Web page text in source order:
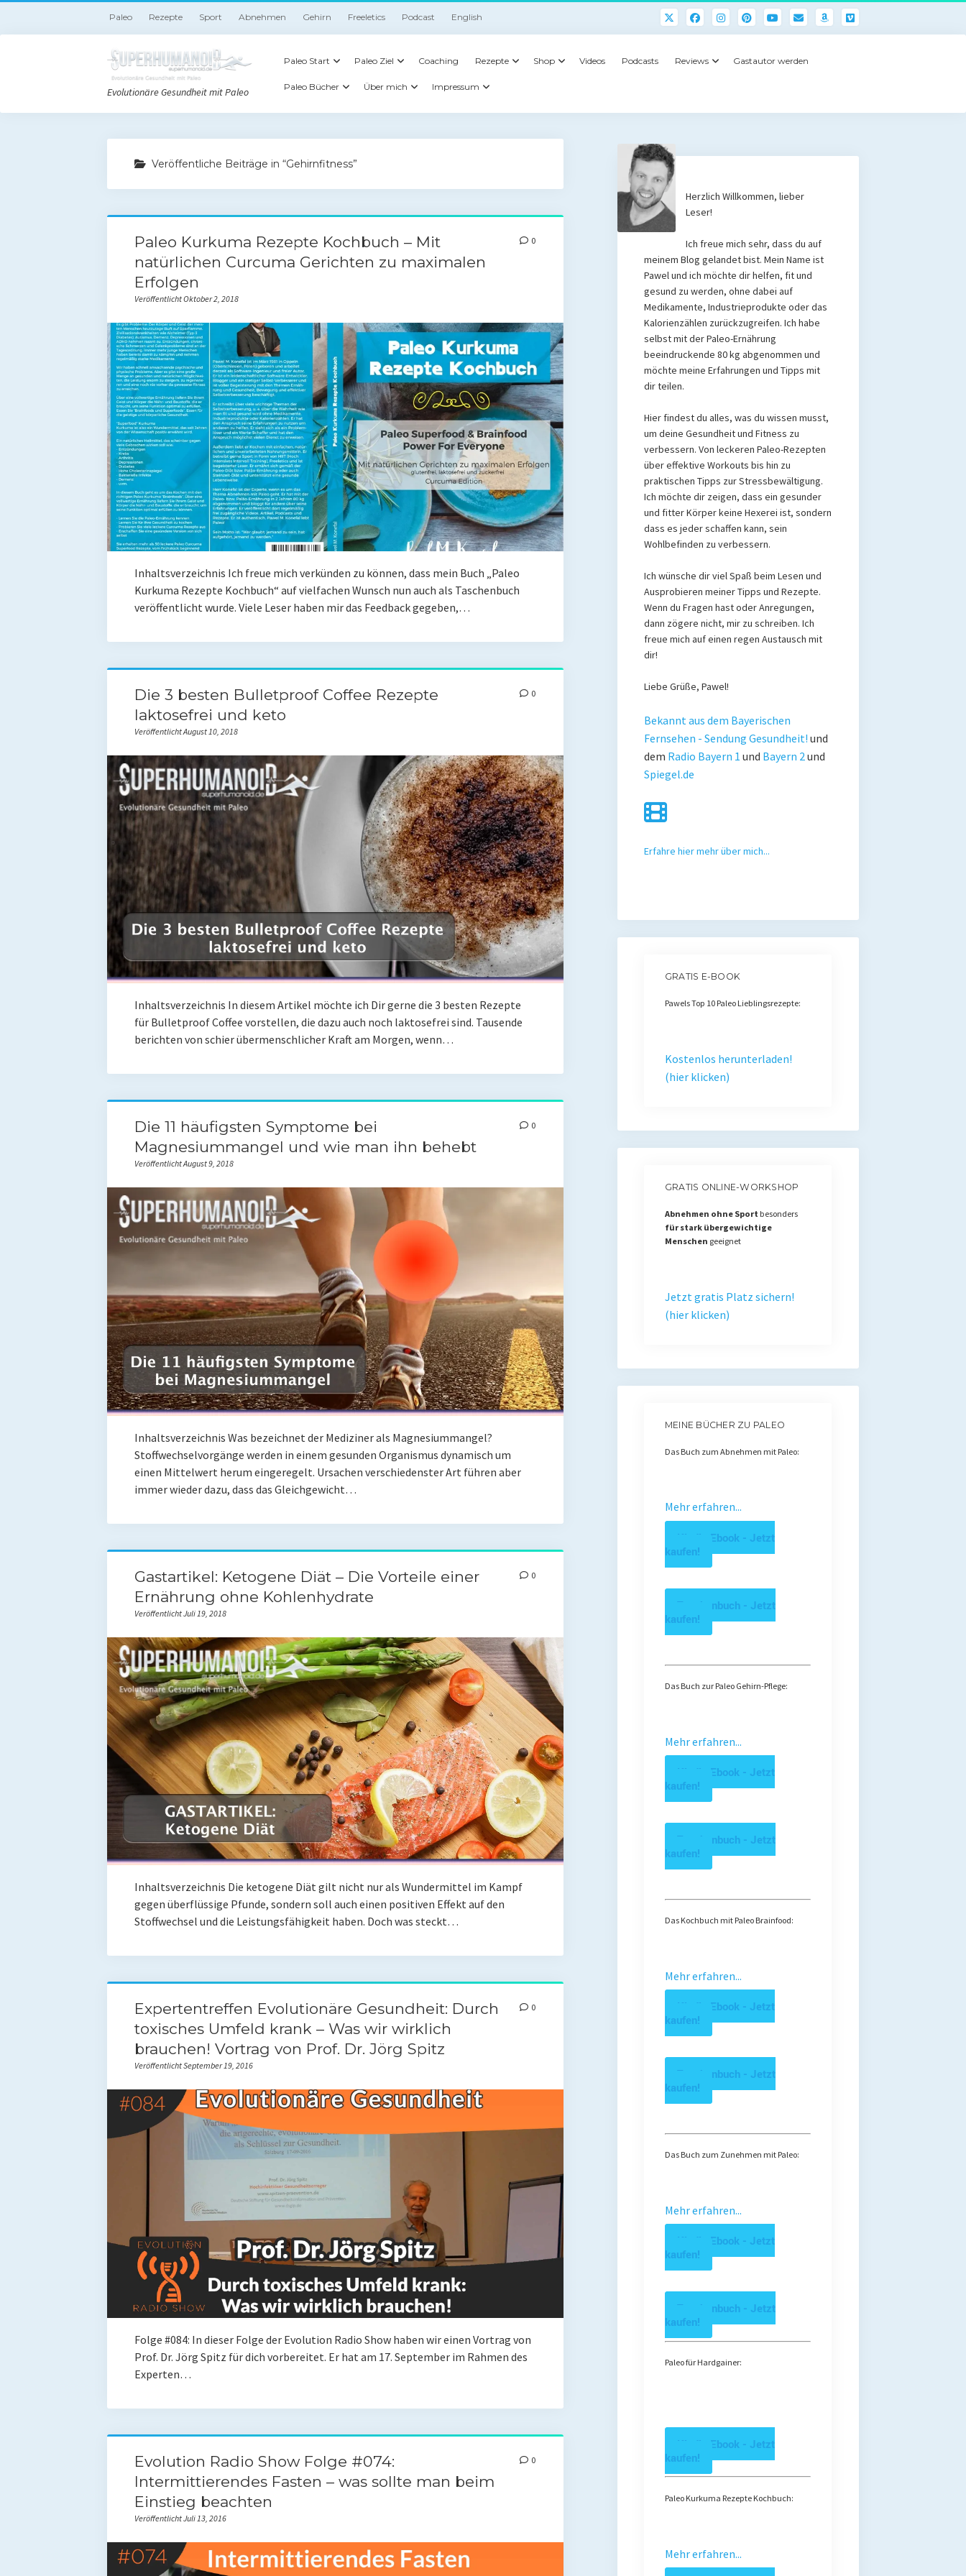
Paleo Rezepte Sport Abnehmen Gehirn Freeletics Podcast English
Evolutionäre Gesundheit mit Paleo
Paleo Start Paleo Ziel Coaching Rezepte Shop Videos Podcasts Reviews Gastautor werden
Paleo Bücher Über mich Impressum
Veröffentliche Beiträge in “Gehirnfitness”
Paleo Kurkuma Rezepte Kochbuch – Mit
natürlichen Curcuma Gerichten zu maximalen
Erfolgen
Veröffentlicht Oktober 2, 2018
0
Inhaltsverzeichnis Ich freue mich verkünden zu können, dass mein Buch „Paleo
Kurkuma Rezepte Kochbuch“ auf vielfachen Wunsch nun auch als Taschenbuch
veröffentlicht wurde. Viele Leser haben mir das Feedback gegeben,…
Die 3 besten Bulletproof Coffee Rezepte
laktosefrei und keto
Veröffentlicht August 10, 2018
0
Inhaltsverzeichnis In diesem Artikel möchte ich Dir gerne die 3 besten Rezepte
für Bulletproof Coffee vorstellen, die dazu auch noch laktosefrei sind. Tausende
berichten von schier übermenschlicher Kraft am Morgen, wenn…
Die 11 häufigsten Symptome bei
Magnesiummangel und wie man ihn behebt
Veröffentlicht August 9, 2018
0
Inhaltsverzeichnis Was bezeichnet der Mediziner als Magnesiummangel?
Stoffwechselvorgänge werden in einem gesunden Organismus dynamisch um
einen Mittelwert herum eingeregelt. Ursachen verschiedenster Art führen aber
immer wieder dazu, dass das Gleichgewicht…
Gastartikel: Ketogene Diät – Die Vorteile einer
Ernährung ohne Kohlenhydrate
Veröffentlicht Juli 19, 2018
0
Inhaltsverzeichnis Die ketogene Diät gilt nicht nur als Wundermittel im Kampf
gegen überflüssige Pfunde, sondern soll auch einen positiven Effekt auf den
Stoffwechsel und die Leistungsfähigkeit haben. Doch was steckt…
Expertentreffen Evolutionäre Gesundheit: Durch
toxisches Umfeld krank – Was wir wirklich
brauchen! Vortrag von Prof. Dr. Jörg Spitz
Veröffentlicht September 19, 2016
0
Folge #084: In dieser Folge der Evolution Radio Show haben wir einen Vortrag von
Prof. Dr. Jörg Spitz für dich vorbereitet. Er hat am 17. September im Rahmen des
Experten…
Evolution Radio Show Folge #074:
Intermittierendes Fasten – was sollte man beim
Einstieg beachten
Veröffentlicht Juli 13, 2016
0
Herzlich Willkommen, lieber
Leser!
Ich freue mich sehr, dass du auf
meinem Blog gelandet bist. Mein Name ist
Pawel und ich möchte dir helfen, fit und
gesund zu werden, ohne dabei auf
Medikamente, Industrieprodukte oder das
Kalorienzählen zurückzugreifen. Ich habe
selbst mit der Paleo-Ernährung
beeindruckende 80 kg abgenommen und
möchte meine Erfahrungen und Tipps mit
dir teilen.
Hier findest du alles, was du wissen musst,
um deine Gesundheit und Fitness zu
verbessern. Von leckeren Paleo-Rezepten
über effektive Workouts bis hin zu
praktischen Tipps zur Stressbewältigung.
Ich möchte dir zeigen, dass ein gesunder
und fitter Körper keine Hexerei ist, sondern
dass es jeder schaffen kann, sein
Wohlbefinden zu verbessern.
Ich wünsche dir viel Spaß beim Lesen und
Ausprobieren meiner Tipps und Rezepte.
Wenn du Fragen hast oder Anregungen,
dann zögere nicht, mir zu schreiben. Ich
freue mich auf einen regen Austausch mit
dir!
Liebe Grüße, Pawel!
Bekannt aus dem Bayerischen
Fernsehen - Sendung Gesundheit! und
dem Radio Bayern 1 und Bayern 2und
Spiegel.de
Erfahre hier mehr über mich...
GRATIS E-BOOK
Pawels Top 10 Paleo Lieblingsrezepte:
Kostenlos herunterladen!
(hier klicken)
GRATIS ONLINE-WORKSHOP
Abnehmen ohne Sport besonders
für stark übergewichtige
Menschen geeignet
Jetzt gratis Platz sichern!
(hier klicken)
MEINE BÜCHER ZU PALEO
Das Buch zum Abnehmen mit Paleo:
Mehr erfahren...
Kindle Ebook - Jetzt
kaufen!
Taschenbuch - Jetzt
kaufen!
Das Buch zur Paleo Gehirn-Pflege:
Mehr erfahren...
Kindle Ebook - Jetzt
kaufen!
Taschenbuch - Jetzt
kaufen!
Das Kochbuch mit Paleo Brainfood:
Mehr erfahren...
Kindle Ebook - Jetzt
kaufen!
Taschenbuch - Jetzt
kaufen!
Das Buch zum Zunehmen mit Paleo:
Mehr erfahren...
Kindle Ebook - Jetzt
kaufen!
Taschenbuch - Jetzt
kaufen!
Paleo für Hardgainer:
Kindle Ebook - Jetzt
kaufen!
Paleo Kurkuma Rezepte Kochbuch:
Mehr erfahren...